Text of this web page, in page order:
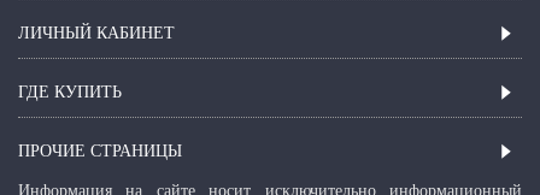
ЛИЧНЫЙ КАБИНЕТ
ГДЕ КУПИТЬ
ПРОЧИЕ СТРАНИЦЫ
Информация на сайте носит исключительно информационный